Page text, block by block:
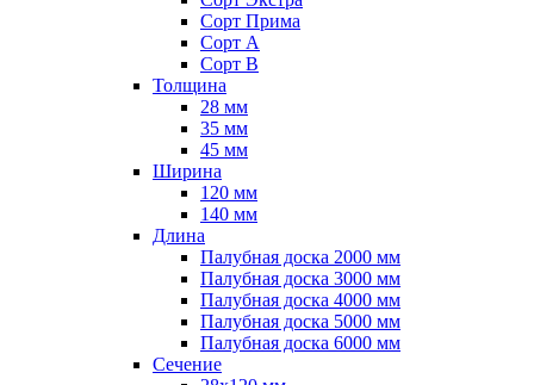
Сорт Прима
Сорт A
Сорт B
Толщина
28 мм
35 мм
45 мм
Ширина
120 мм
140 мм
Длина
Палубная доска 2000 мм
Палубная доска 3000 мм
Палубная доска 4000 мм
Палубная доска 5000 мм
Палубная доска 6000 мм
Сечение